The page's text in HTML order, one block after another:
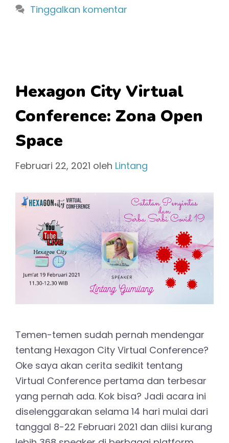
Tinggalkan komentar
Hexagon City Virtual
Conference: Zona Open
Space
Februari 22, 2021 oleh Lintang
Temen-temen sudah pernah mendengar
tentang Hexagon City Virtual Conference?
Oke saya akan cerita sedikit tentang
Virtual Conference pertama dan terbesar
yang pernah ada. Kok bisa? Jadi acara ini
diselenggarakan selama 14 hari mulai dari
tanggal 8-22 Februari 2021 dan diisi kurang